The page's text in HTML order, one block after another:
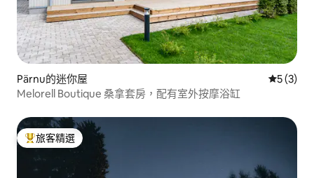
Pärnu的迷你屋 從 3 則評
5 (3)
Melorell Boutique 桑拿套房，配有室外按摩浴缸
旅客精選榜首
旅客精選